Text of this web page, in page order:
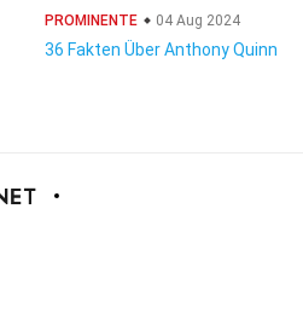
PROMINENTE 04 Aug 2024
36 Fakten Über Anthony Quinn